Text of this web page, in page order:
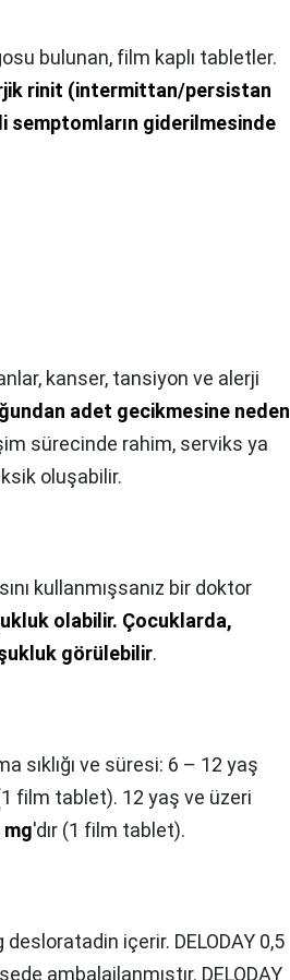
bulunan, film kaplı tabletler.
rinit (intermittan/persistan
semptomların giderilmesinde
kanser, tansiyon ve alerji
adet gecikmesine neden
sürecinde rahim, serviks ya
oluşabilir.
kullanmışsanız bir doktor
olabilir. Çocuklarda,
görülebilir.
sıklığı ve süresi: 6 – 12 yaş
film tablet). 12 yaş ve üzeri
mg'dır (1 film tablet).
içerir. DELODAY 0,5
ambalajlanmıştır. DELODAY